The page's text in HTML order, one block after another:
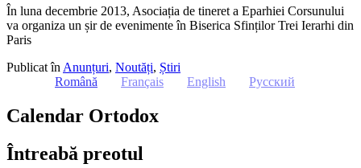
În luna decembrie 2013, Asociația de tineret a Eparhiei Corsunului
va organiza un șir de evenimente în Biserica Sfinților Trei Ierarhi din
Paris
Publicat în Anunțuri, Noutăți, Știri
Română
Français English Русский
Calendar Ortodox
Întreabă preotul